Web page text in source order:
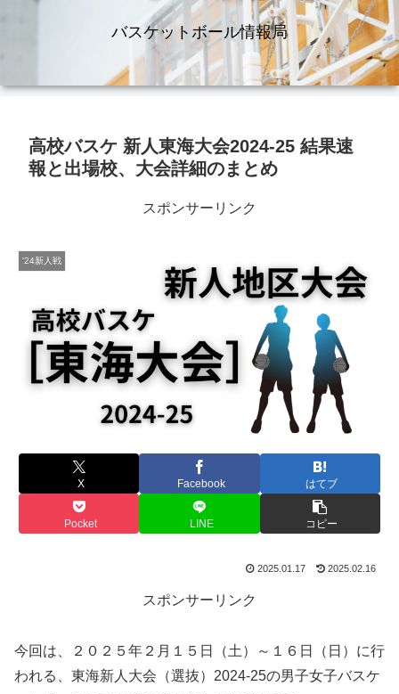
バスケットボール情報局
高校バスケ 新人東海大会2024-25 結果速
報と出場校、大会詳細のまとめ
スポンサーリンク
'24新人戦
X Facebook はてブ
Pocket LINE コピー
2025.01.17 2025.02.16
スポンサーリンク
今回は、２０２５年２月１５日（土）～１６日（日）に行
われる、東海新人大会（選抜）2024-25の男子女子バスケ